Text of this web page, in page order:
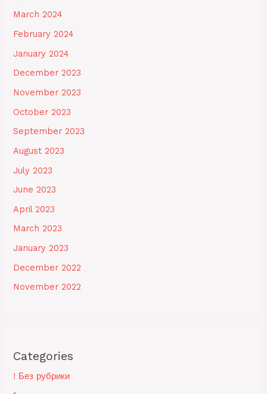
March 2024
February 2024
January 2024
December 2023
November 2023
October 2023
September 2023
August 2023
July 2023
June 2023
April 2023
March 2023
January 2023
December 2022
November 2022
Categories
! Без рубрики